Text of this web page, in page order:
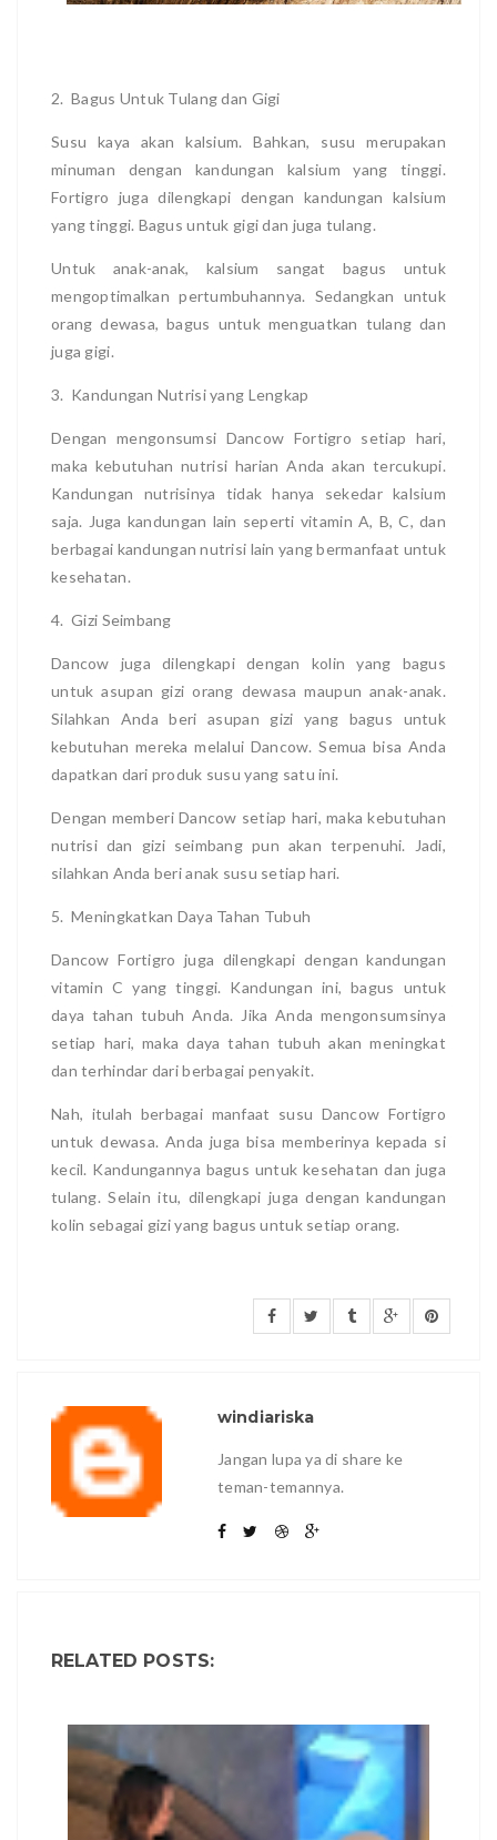
2. Bagus Untuk Tulang dan Gigi
Susu kaya akan kalsium. Bahkan, susu merupakan
minuman dengan kandungan kalsium yang tinggi.
Fortigro juga dilengkapi dengan kandungan kalsium
yang tinggi. Bagus untuk gigi dan juga tulang.
Untuk anak-anak, kalsium sangat bagus untuk
mengoptimalkan pertumbuhannya. Sedangkan untuk
orang dewasa, bagus untuk menguatkan tulang dan
juga gigi.
3. Kandungan Nutrisi yang Lengkap
Dengan mengonsumsi Dancow Fortigro setiap hari,
maka kebutuhan nutrisi harian Anda akan tercukupi.
Kandungan nutrisinya tidak hanya sekedar kalsium
saja. Juga kandungan lain seperti vitamin A, B, C, dan
berbagai kandungan nutrisi lain yang bermanfaat untuk
kesehatan.
4. Gizi Seimbang
Dancow juga dilengkapi dengan kolin yang bagus
untuk asupan gizi orang dewasa maupun anak-anak.
Silahkan Anda beri asupan gizi yang bagus untuk
kebutuhan mereka melalui Dancow. Semua bisa Anda
dapatkan dari produk susu yang satu ini.
Dengan memberi Dancow setiap hari, maka kebutuhan
nutrisi dan gizi seimbang pun akan terpenuhi. Jadi,
silahkan Anda beri anak susu setiap hari.
5. Meningkatkan Daya Tahan Tubuh
Dancow Fortigro juga dilengkapi dengan kandungan
vitamin C yang tinggi. Kandungan ini, bagus untuk
daya tahan tubuh Anda. Jika Anda mengonsumsinya
setiap hari, maka daya tahan tubuh akan meningkat
dan terhindar dari berbagai penyakit.
Nah, itulah berbagai manfaat susu Dancow Fortigro
untuk dewasa. Anda juga bisa memberinya kepada si
kecil. Kandungannya bagus untuk kesehatan dan juga
tulang. Selain itu, dilengkapi juga dengan kandungan
kolin sebagai gizi yang bagus untuk setiap orang.
windiariska
Jangan lupa ya di share ke
teman-temannya.
RELATED POSTS: